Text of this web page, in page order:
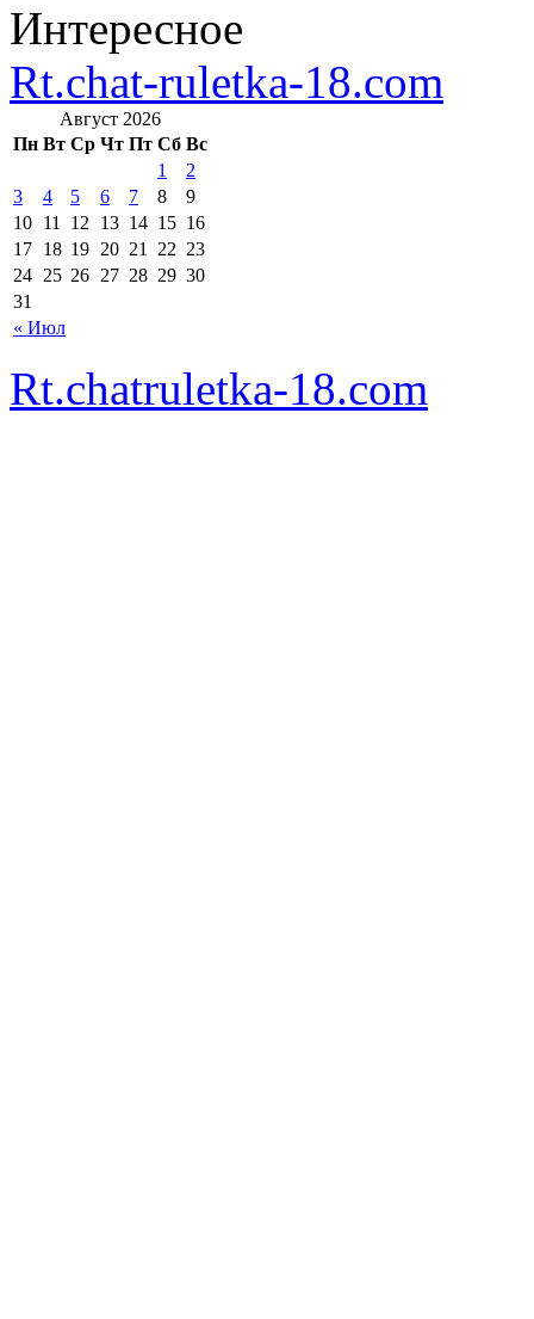
Интересное
Rt.chat-ruletka-18.com
Август 2026
Пн Вт Ср Чт Пт Сб Вс
« Июл
1
2
3
4 5 6 7 8
9
10 11 12 13 14 15 16
17 18 19 20 21 22 23
24 25 26 27 28 29 30
31
Rt.chatruletka-18.com